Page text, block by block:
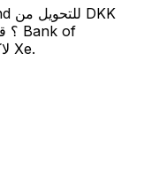
Greenland لاكتشاف مدخراتك المحتملة مع Xe.